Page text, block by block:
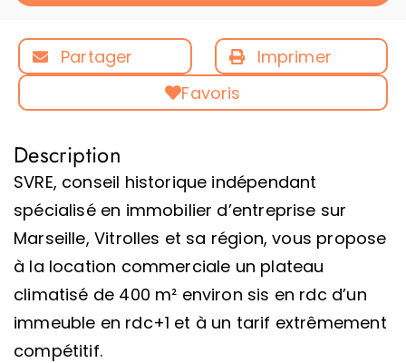
Partager
Imprimer
Favoris
Description
SVRE, conseil historique indépendant
spécialisé en immobilier d’entreprise sur
Marseille, Vitrolles et sa région, vous propose
à la location commerciale un plateau
climatisé de 400 m² environ sis en rdc d’un
immeuble en rdc+1 et à un tarif extrêmement
compétitif.